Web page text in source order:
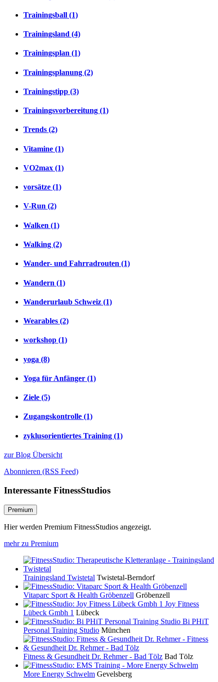
Trainingsball (1)
Trainingsland (4)
Trainingsplan (1)
Trainingsplanung (2)
Trainingstipp (3)
Trainingsvorbereitung (1)
Trends (2)
Vitamine (1)
VO2max (1)
vorsätze (1)
V-Run (2)
Walken (1)
Walking (2)
Wander- und Fahrradrouten (1)
Wandern (1)
Wanderurlaub Schweiz (1)
Wearables (2)
workshop (1)
yoga (8)
Yoga für Anfänger (1)
Ziele (5)
Zugangskontrolle (1)
zyklusorientiertes Training (1)
zur Blog Übersicht
Abonnieren (RSS Feed)
Interessante FitnessStudios
Premium
Hier werden Premium FitnessStudios angezeigt.
mehr zu Premium
Trainingsland Twistetal Twistetal-Berndorf
Vitaparc Sport & Health Gröbenzell Gröbenzell
Joy Fitness
Lübeck Gmbh 1 Lübeck
Bi PHiT
Personal Training Studio München
Fitness & Gesundheit Dr. Rehmer - Bad Tölz Bad Tölz
More Energy Schwelm Gevelsberg